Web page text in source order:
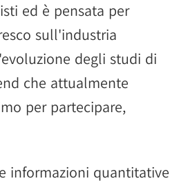
ed è pensata per
sull'industria
degli studi di
che attualmente
per partecipare,
informazioni quantitative